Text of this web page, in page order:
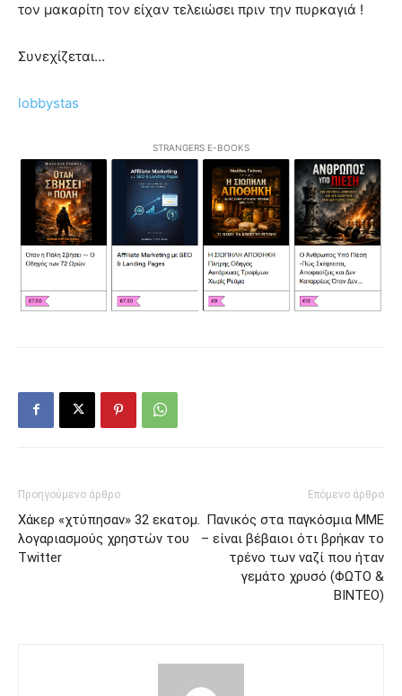
τον μακαρίτη τον είχαν τελειώσει πριν την πυρκαγιά !
Συνεχίζεται…
lobbystas
STRANGERS E-BOOKS
Προηγούμενο άρθρο
Χάκερ «χτύπησαν» 32 εκατομ.
λογαριασμούς χρηστών του
Twitter
Επόμενο άρθρο
Πανικός στα παγκόσμια ΜΜΕ
– είναι βέβαιοι ότι βρήκαν το
τρένο των ναζί που ήταν
γεμάτο χρυσό (ΦΩΤΟ &
ΒΙΝΤΕΟ)